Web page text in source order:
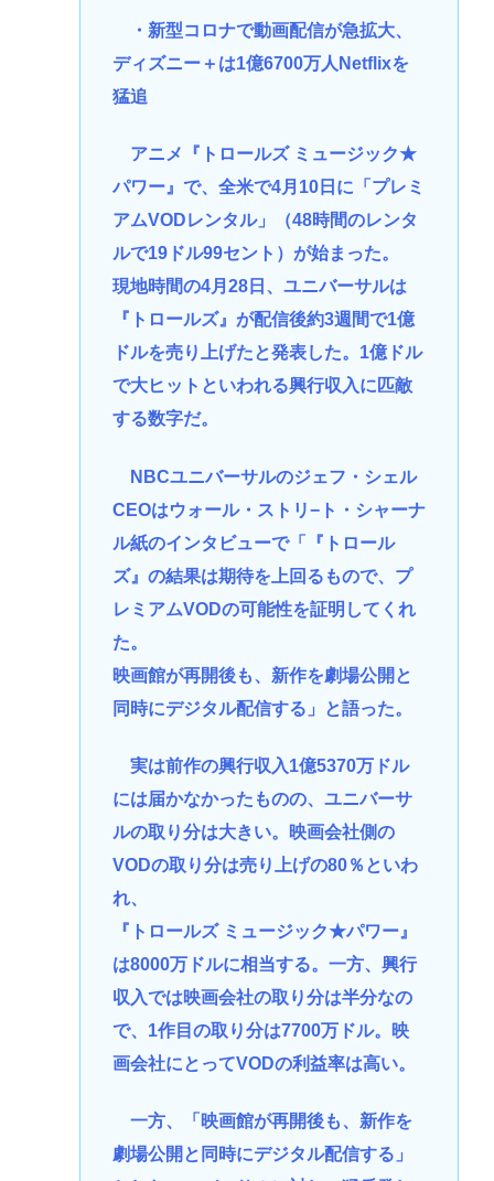
・新型コロナで動画配信が急拡大、
ディズニー＋は1億6700万人Netflixを
猛追
アニメ『トロールズ ミュージック★
パワー』で、全米で4月10日に「プレミ
アムVODレンタル」（48時間のレンタ
ルで19ドル99セント）が始まった。
現地時間の4月28日、ユニバーサルは
『トロールズ』が配信後約3週間で1億
ドルを売り上げたと発表した。1億ドル
で大ヒットといわれる興行収入に匹敵
する数字だ。
NBCユニバーサルのジェフ・シェル
CEOはウォール・ストリ−ト・シャーナ
ル紙のインタビューで「『トロール
ズ』の結果は期待を上回るもので、プ
レミアムVODの可能性を証明してくれ
た。
映画館が再開後も、新作を劇場公開と
同時にデジタル配信する」と語った。
実は前作の興行収入1億5370万ドル
には届かなかったものの、ユニバーサ
ルの取り分は大きい。映画会社側の
VODの取り分は売り上げの80％といわ
れ、
『トロールズ ミュージック★パワー』
は8000万ドルに相当する。一方、興行
収入では映画会社の取り分は半分なの
で、1作目の取り分は7700万ドル。映
画会社にとってVODの利益率は高い。
一方、「映画館が再開後も、新作を
劇場公開と同時にデジタル配信する」